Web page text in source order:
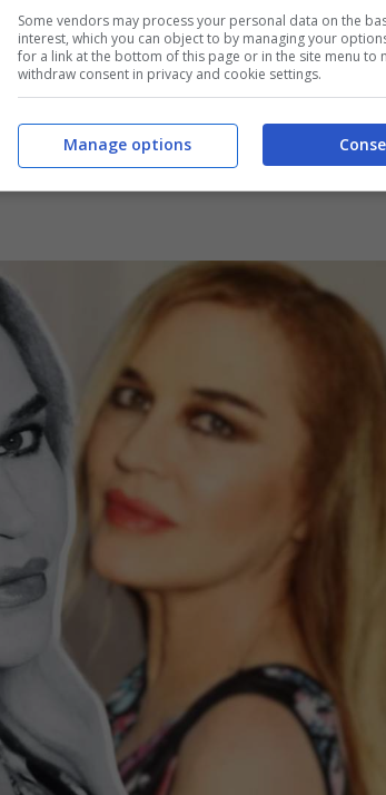
Oltre al terribile
l’attenzione del gossip, motivo per
riguardo. Alla guida dell’auto pare ci
ha corso a tutta velocità. Ad
“Non so se posso dirlo però credo di
Some vendors may process your personal data on the
interest, which you can object to by managing your
for a link at the bottom of this page or in the site menu to
withdraw consent in privacy and cookie settings.
Manage options